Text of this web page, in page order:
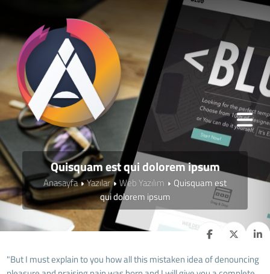
Quisquam est qui dolorem ipsum
Anasayfa Yazılar Web Yazılım
Quisquam est
qui dolorem ipsum
"But I must explain to you how all this mistaken idea of denouncing